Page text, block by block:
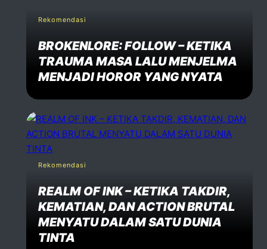
Rekomendasi
BROKENLORE: FOLLOW – KETIKA
TRAUMA MASA LALU MENJELMA
MENJADI HOROR YANG NYATA
Rekomendasi
REALM OF INK – KETIKA TAKDIR,
KEMATIAN, DAN ACTION BRUTAL
MENYATU DALAM SATU DUNIA
TINTA